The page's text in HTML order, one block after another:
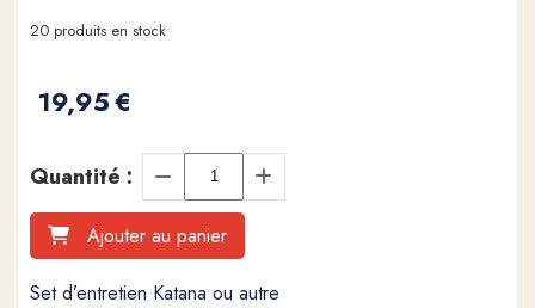
19,95€
20 produits en stock
Quantité :
Ajouter au panier
Set d’entretien Katana ou autre